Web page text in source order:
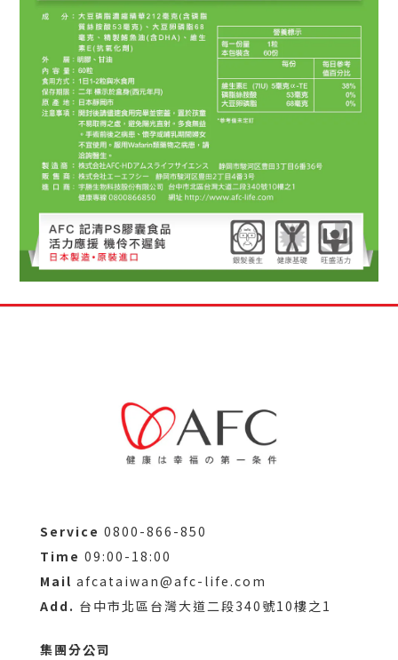
Service 0800-866-850
Time 09:00-18:00
Mail afcataiwan@afc-life.com
Add. 台中市北區台灣大道二段340號10樓之1
集團分公司